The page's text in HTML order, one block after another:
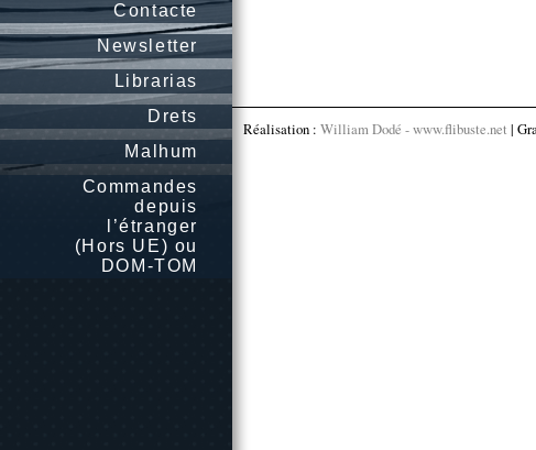
Contacte
Newsletter
Librarias
Drets
Malhum
Commandes
depuis
l’étranger
(Hors UE) ou
DOM-TOM
Réalisation : William Dodé - www.flibuste.net |